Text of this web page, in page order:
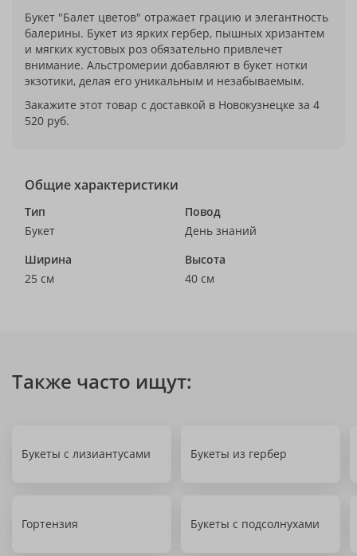
Букет "Балет цветов" отражает грацию и элегантность
балерины. Букет из ярких гербер, пышных хризантем
и мягких кустовых роз обязательно привлечет
внимание. Альстромерии добавляют в букет нотки
экзотики, делая его уникальным и незабываемым.
Закажите этот товар с доставкой в Новокузнецке за 4
520 руб.
Общие характеристики
Тип
Букет
Повод
День знаний
Ширина
25 см
Высота
40 см
Также часто ищут:
Букеты с лизиантусами Букеты из гербер
Гортензия Букеты с подсолнухами